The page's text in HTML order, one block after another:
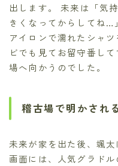
出します。 未来は「気
きくなってからしてね…
アイロンで濡れたシャ
ビでも見てお留守番し
場へ向かうのでした。
稽古場で明かされ
未来が家を出た後、颯太
画面には、人気グラド